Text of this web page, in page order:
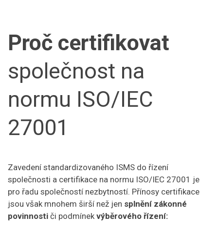
Proč certifikovat
společnost na
normu ISO/IEC
27001
Zavedení standardizovaného ISMS do řízení
společnosti a certifikace na normu ISO/IEC 27001 je
pro řadu společností nezbytností. Přínosy certifikace
jsou však mnohem širší než jen splnění zákonné
povinnostiči podmínek výběrového řízení: